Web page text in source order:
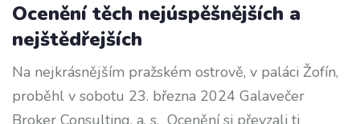
Ocenění těch nejúspěšnějších a
nejštědřejších
Na nejkrásnějším pražském ostrově, v paláci Žofín,
proběhl v sobotu 23. března 2024 Galavečer
Broker Consulting, a. s. Ocenění si převzali ti